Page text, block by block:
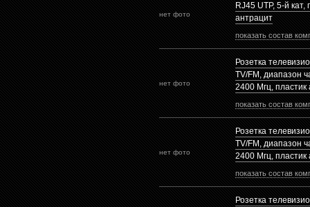
нет фото
RJ45 UTP, 5-й кат,
антрацит
показать состав
нет фото
Розетка
TV/FM, диапазон
2400 Mгц, пластик
показать состав
нет фото
Розетка
TV/FM, диапазон
2400 Mгц, пластик
показать состав
Розетка